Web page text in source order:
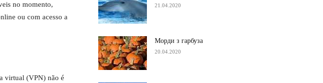
no momento,
ou com acesso a
virtual (VPN) não é
21.04.2020
Морди з гарбуза
20.04.2020